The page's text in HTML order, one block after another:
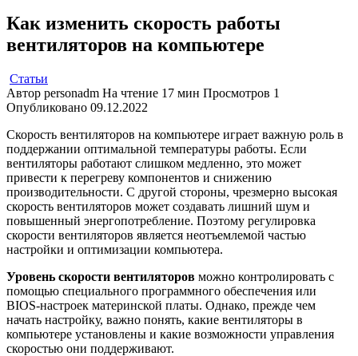
Как изменить скорость работы
вентиляторов на компьютере
Статьи
Автор personadm На чтение 17 мин Просмотров 1
Опубликовано 09.12.2022
Скорость вентиляторов на компьютере играет важную роль в
поддержании оптимальной температуры работы. Если
вентиляторы работают слишком медленно, это может
привести к перегреву компонентов и снижению
производительности. С другой стороны, чрезмерно высокая
скорость вентиляторов может создавать лишний шум и
повышенный энергопотребление. Поэтому регулировка
скорости вентиляторов является неотъемлемой частью
настройки и оптимизации компьютера.
Уровень скорости вентиляторов можно контролировать с
помощью специального программного обеспечения или
BIOS-настроек материнской платы. Однако, прежде чем
начать настройку, важно понять, какие вентиляторы в
компьютере установлены и какие возможности управления
скоростью они поддерживают.